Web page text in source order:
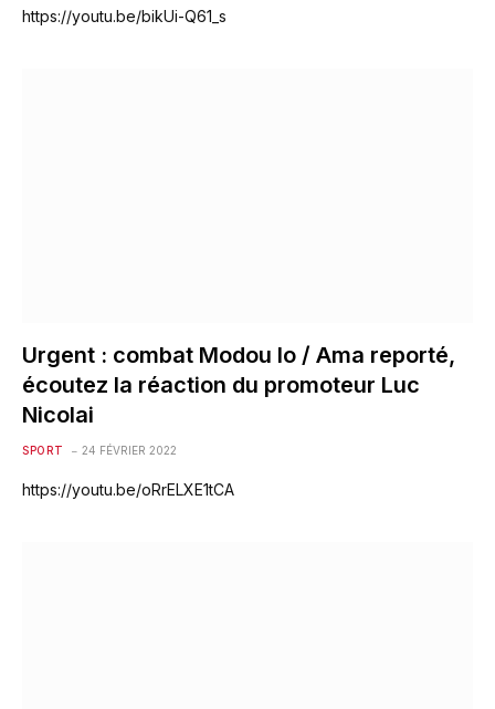
https://youtu.be/bikUi-Q61_s
Urgent : combat Modou lo / Ama reporté,
écoutez la réaction du promoteur Luc
Nicolai
SPORT 24 FÉVRIER 2022
https://youtu.be/oRrELXE1tCA